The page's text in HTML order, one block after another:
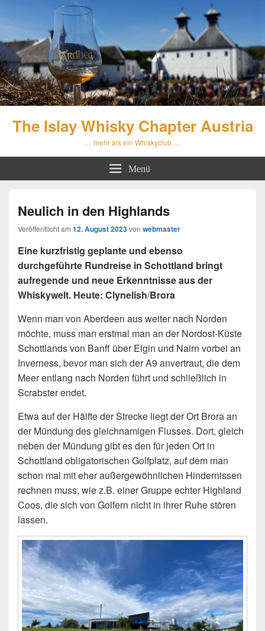
The Islay Whisky Chapter Austria
… mehr als ein Whiskyclub …
Menü
Neulich in den Highlands
Veröffentlicht am 12. August 2023von webmaster
Eine kurzfristig geplante und ebenso
durchgeführte Rundreise in Schottland bringt
aufregende und neue Erkenntnisse aus der
Whiskywelt. Heute: Clynelish/Brora
Wenn man von Aberdeen aus weiter nach Norden
möchte, muss man erstmal man an der Nordost-Küste
Schottlands von Banff über Elgin und Nairn vorbei an
Inverness, bevor man sich der A9 anvertraut, die dem
Meer entlang nach Norden führt und schließlich in
Scrabster endet.
Etwa auf der Hälfte der Strecke liegt der Ort Brora an
der Mündung des gleichnamigen Flusses. Dort, gleich
neben der Mündung gibt es den für jeden Ort in
Schottland obligatorischen Golfplatz, auf dem man
schon mal mit eher außergewöhnlichen Hindernissen
rechnen muss, wie z.B. einer Gruppe echter Highland
Coos, die sich von Golfern nicht in ihrer Ruhe stören
lassen.